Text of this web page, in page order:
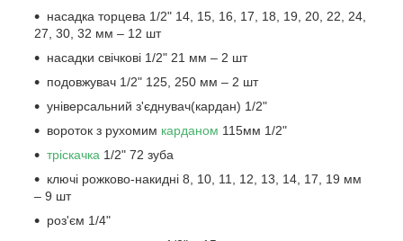
насадка торцева 1/2" 14, 15, 16, 17, 18, 19, 20, 22, 24,
27, 30, 32 мм – 12 шт
насадки свічкові 1/2" 21 мм – 2 шт
подовжувач 1/2" 125, 250 мм – 2 шт
універсальний з'єднувач(кардан) 1/2"
вороток з рухомим карданом 115мм 1/2"
тріскачка 1/2" 72 зуба
ключі рожково-накидні 8, 10, 11, 12, 13, 14, 17, 19 мм
– 9 шт
роз'єм 1/4"